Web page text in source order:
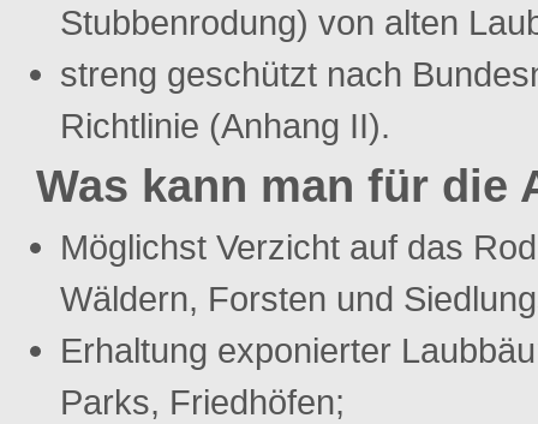
Stubbenrodung) von alten
streng geschützt nach
Richtlinie (Anhang II).
Was kann man für die
Möglichst Verzicht auf das
Wäldern, Forsten und
Erhaltung exponierter
Parks, Friedhöfen;